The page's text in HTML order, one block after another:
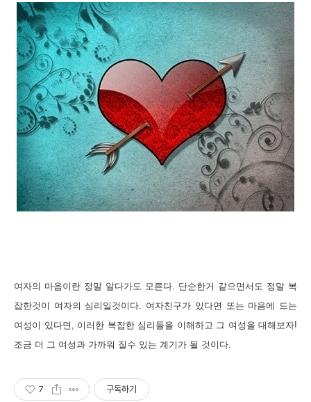
여자의 마음이란 정말 알다가도 모른다. 단순한거 같으면서도 정말 복
잡한것이 여자의 심리일것이다. 여자친구가 있다면 또는 마음에 드는
여성이 있다면 , 이러한 복잡한 심리들을 이해하고 그 여성을 대해보자!
조금 더 그 여성과 가까워 질수 있는 계기가 될 것이다.
7 구독하기